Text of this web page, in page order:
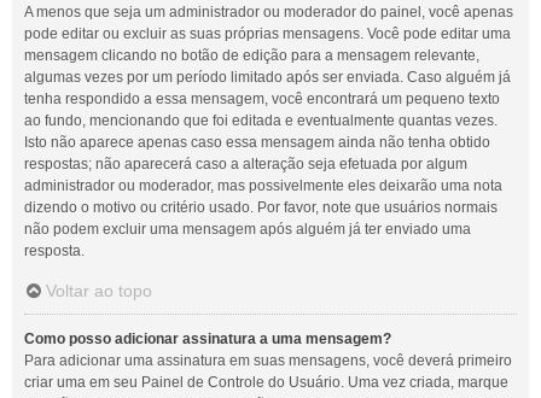
A menos que seja um administrador ou moderador do painel, você apenas
pode editar ou excluir as suas próprias mensagens. Você pode editar uma
mensagem clicando no botão de edição para a mensagem relevante,
algumas vezes por um período limitado após ser enviada. Caso alguém já
tenha respondido a essa mensagem, você encontrará um pequeno texto
ao fundo, mencionando que foi editada e eventualmente quantas vezes.
Isto não aparece apenas caso essa mensagem ainda não tenha obtido
respostas; não aparecerá caso a alteração seja efetuada por algum
administrador ou moderador, mas possivelmente eles deixarão uma nota
dizendo o motivo ou critério usado. Por favor, note que usuários normais
não podem excluir uma mensagem após alguém já ter enviado uma
resposta.
Voltar ao topo
Como posso adicionar assinatura a uma mensagem?
Para adicionar uma assinatura em suas mensagens, você deverá primeiro
criar uma em seu Painel de Controle do Usuário. Uma vez criada, marque